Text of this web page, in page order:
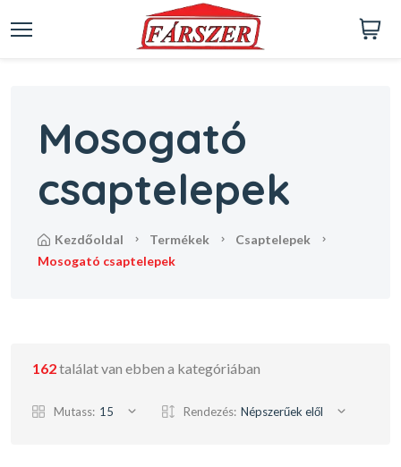
Mosogató
csaptelepek
kezdőoldal termékek
csaptelepek
mosogató csaptelepek
162találat van ebben a kategóriában
Mutass: 15 Rendezés: Népszerűek elől